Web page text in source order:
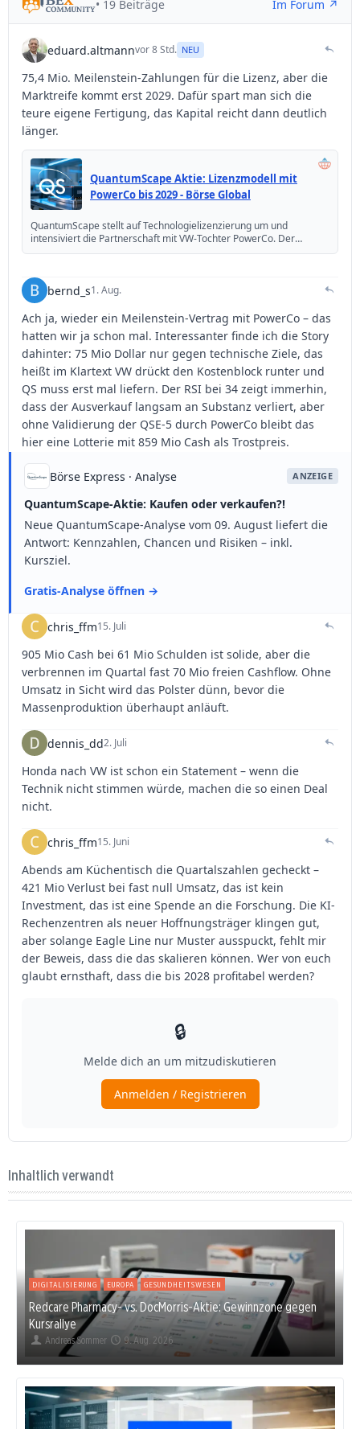
Inhaltlich verwandt
DIGITALISIERUNG EUROPA GESUNDHEITSWESEN
Redcare Pharmacy- vs. DocMorris-Aktie: Gewinnzone gegen
Kursrallye
Andreas Sommer 9. Aug. 2026